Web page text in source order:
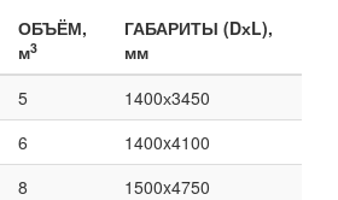
ОБЪЁМ,
м3
ГАБАРИТЫ (DхL),
мм
5
1400х3450
6
1400x4100
8
1500x4750